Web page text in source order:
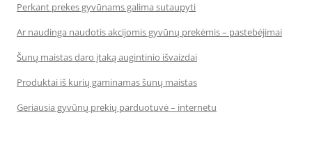
Perkant prekes gyvūnams galima sutaupyti
Ar naudinga naudotis akcijomis gyvūnų prekėmis – pastebėjimai
Šunų maistas daro įtaką augintinio išvaizdai
Produktai iš kurių gaminamas šunų maistas
Geriausia gyvūnų prekių parduotuvė – internetu